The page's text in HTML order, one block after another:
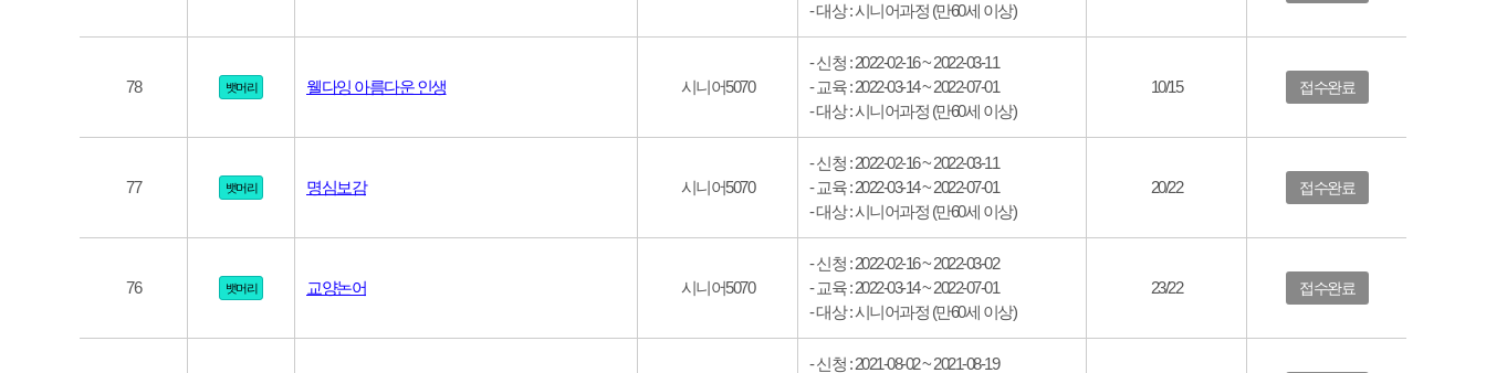
- 대상 : 시니어과정 (만60세 이상)
78 뱃머리 웰다잉 아름다운 인생 시니어5070
- 신청 : 2022-02-16 ~ 2022-03-11
- 교육 : 2022-03-14 ~ 2022-07-01
- 대상 : 시니어과정 (만60세 이상)
10/15 접수완료
77 뱃머리 명심보감 시니어5070
- 신청 : 2022-02-16 ~ 2022-03-11
- 교육 : 2022-03-14 ~ 2022-07-01
- 대상 : 시니어과정 (만60세 이상)
20/22 접수완료
76 뱃머리 교양논어 시니어5070
- 신청 : 2022-02-16 ~ 2022-03-02
- 교육 : 2022-03-14 ~ 2022-07-01
- 대상 : 시니어과정 (만60세 이상)
23/22 접수완료
- 신청 : 2021-08-02 ~ 2021-08-19